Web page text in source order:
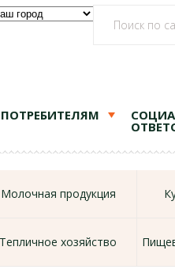
ПОТРЕБИТЕЛЯМ
Молочная продукция
Тепличное хозяйство